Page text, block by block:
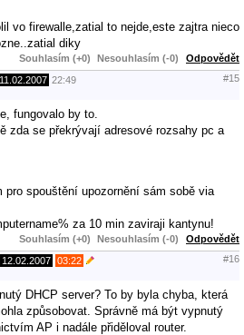
vo firewalle,zatial to nejde,este zajtra nieco
diky
Souhlasím (+0) Nesouhlasím (-0) Odpovědět
11.02.2007 22:49 #15
fungovalo by to.
zda se překrývají adresové rozsahy pc a
pro spouštění upozornění sám sobě via
za 10 min zaviraji kantynu!
Souhlasím (+0) Nesouhlasím (-0) Odpovědět
12.02.2007 03:22 #16
DHCP server? To by byla chyba, která
způsobovat. Správně má být vypnutý
AP i nadále přiděloval router.